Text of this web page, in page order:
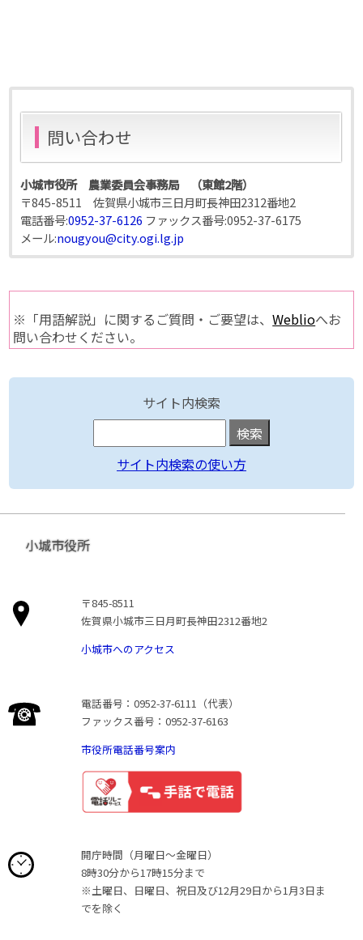
問い合わせ
小城市役所 農業委員会事務局 （東館2階）
〒845-8511 佐賀県小城市三日月町長神田2312番地2
電話番号:0952-37-6126 ファックス番号:0952-37-6175
メール:nougyou@city.ogi.lg.jp
※「用語解説」に関するご質問・ご要望は、Weblioへお
問い合わせください。
サイト内検索
サイト内検索の使い方
小城市役所
〒845-8511
佐賀県小城市三日月町長神田2312番地2
小城市へのアクセス
電話番号：0952-37-6111（代表）
ファックス番号：0952-37-6163
市役所電話番号案内
開庁時間（月曜日〜金曜日）
8時30分から17時15分まで
※土曜日、日曜日、祝日及び12月29日から1月3日ま
でを除く